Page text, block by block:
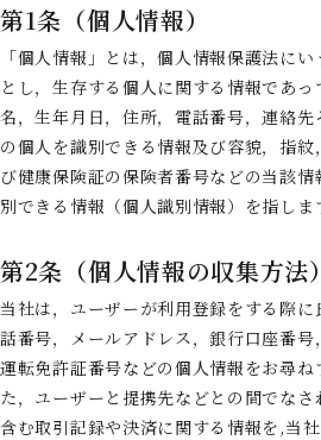
第1条（個人情報）
「個人情報」とは，個人情報保護法に
とし，生存する個人に関する情報であ
名，生年月日，住所，電話番号，連絡
の個人を識別できる情報及び容貌，指紋
び健康保険証の保険者番号などの当該
別できる情報（個人識別情報）を指しま
第2条（個人情報の収集方法）
当社は，ユーザーが利用登録をする際
話番号，メールアドレス，銀行口座番号
運転免許証番号などの個人情報をお尋ね
た，ユーザーと提携先などとの間でな
含む取引記録や決済に関する情報を,当